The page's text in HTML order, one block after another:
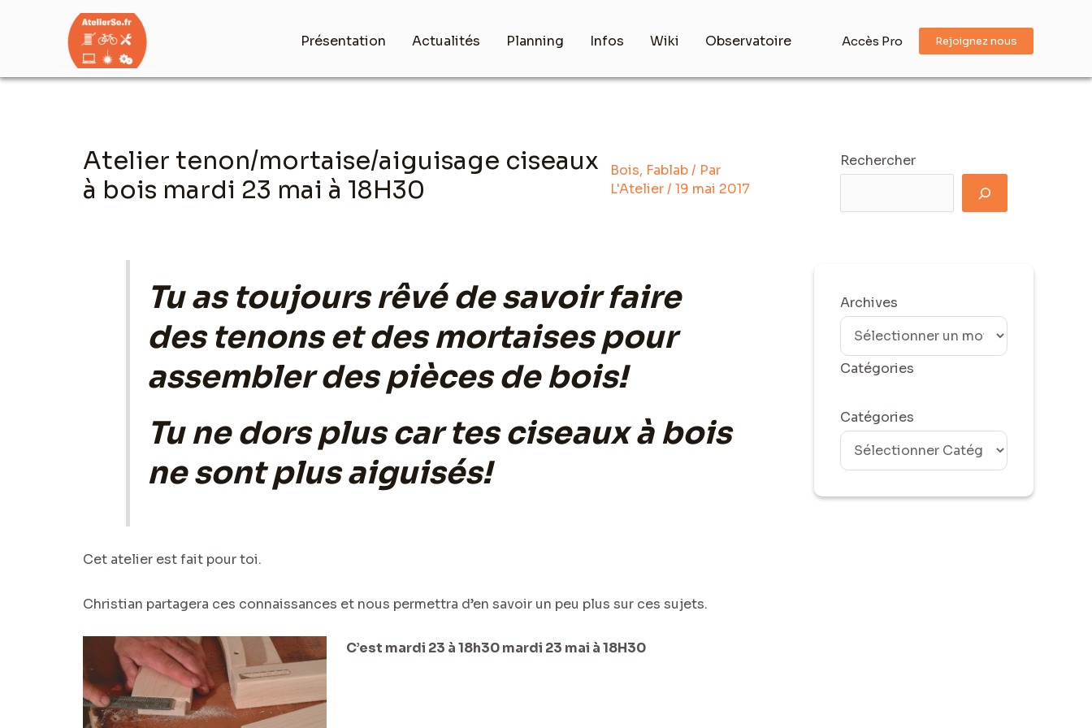
Présentation Actualités Planning Infos Wiki Observatoire Accès Pro Rejoignez nous
Atelier tenon/mortaise/aiguisage ciseaux
à bois mardi 23 mai à 18H30
Bois, Fablab/ Par
L'Atelier/19 mai 2017
Tu as toujours rêvé de savoir faire
des tenons et des mortaises pour
assembler des pièces de bois!
Tu ne dors plus car tes ciseaux à bois
ne sont plus aiguisés!
Cet atelier est fait pour toi.
Christian partagera ces connaissances et nous permettra d’en savoir un peu plus sur ces sujets.
C’est mardi 23 à 18h30 mardi 23 mai à 18H30
articles
Rechercher
Archives
Catégories
Catégories